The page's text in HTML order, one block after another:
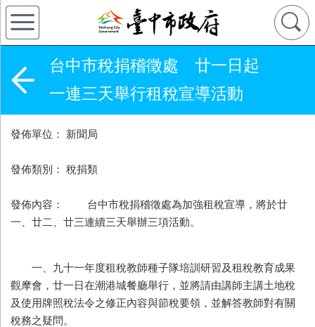
台中市稅捐稽徵處 廿一日起
一連三天舉行租稅宣導活動
發佈單位： 新聞局
發佈類別： 稅捐類
發佈內容： 台中市稅捐稽徵處為加強租稅宣導，將於廿
一、廿二、廿三連續三天舉辦三項活動。
一、九十一年度租稅教師種子隊培訓研習及租稅教育成果
觀摩會，廿一日在潮港城餐廳舉行，並將請由講師主講土地稅
及使用牌照稅法令之修正內容與節稅要領，並解答教師對有關
稅務之疑問。